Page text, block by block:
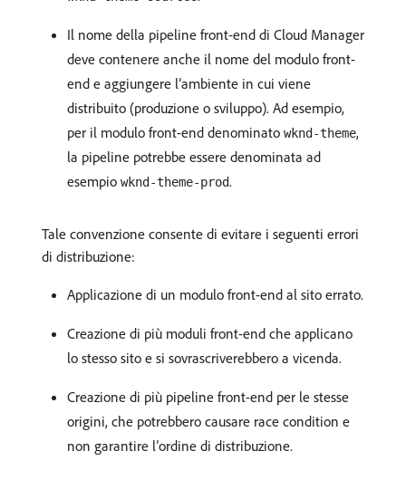
Il nome della pipeline front-end di Cloud Manager
deve contenere anche il nome del modulo front-
end e aggiungere l’ambiente in cui viene
distribuito (produzione o sviluppo). Ad esempio,
per il modulo front-end denominato wknd-theme,
la pipeline potrebbe essere denominata ad
esempio wknd-theme-prod.
Tale convenzione consente di evitare i seguenti errori
di distribuzione:
Applicazione di un modulo front-end al sito errato.
Creazione di più moduli front-end che applicano
lo stesso sito e si sovrascriverebbero a vicenda.
Creazione di più pipeline front-end per le stesse
origini, che potrebbero causare race condition e
non garantire l’ordine di distribuzione.